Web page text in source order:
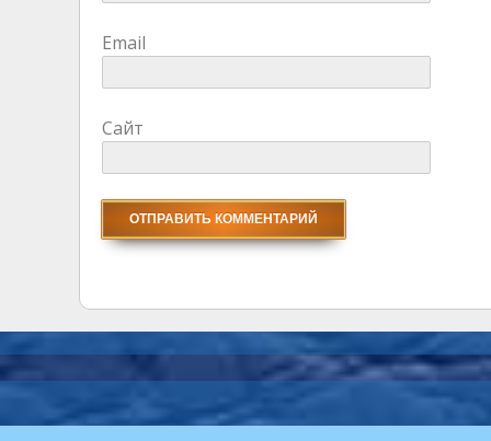
Email
Сайт